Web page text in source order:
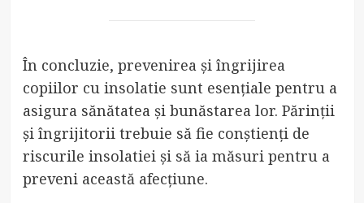
În concluzie, prevenirea și îngrijirea
copiilor cu insolatie sunt esențiale pentru a
asigura sănătatea și bunăstarea lor. Părinții
și îngrijitorii trebuie să fie conștienți de
riscurile insolatiei și să ia măsuri pentru a
preveni această afecțiune.